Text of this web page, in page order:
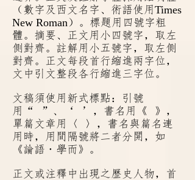
（數字及西文名字、術語使用 Times
New Roman）。標題用四號字粗
體。摘要、正文用小四號字，取左
側對齊。註解用小五號字，取左側
對齊。正文每段首行縮進兩字位，
文中引文整段各行縮進三字位。
文稿須使用新式標點：引號
用“
”、‘ ’ ，書名用《
》，
單篇文章用〈
〉，書名與篇名連
用時，用間隔號將二者分開，如
《論語 ‧ 學而》。
正文或注釋中出現之歷史人物，首